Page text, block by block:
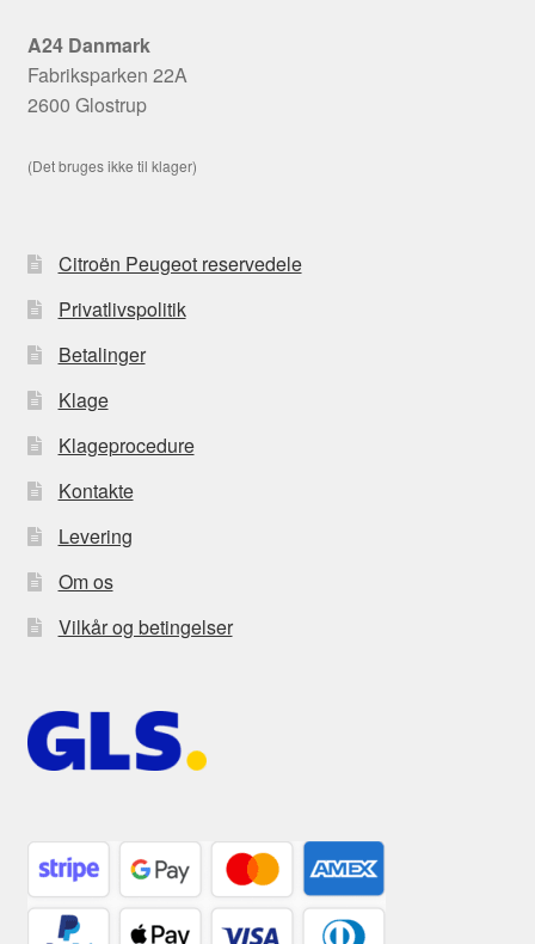
A24 Danmark
Fabriksparken 22A
2600 Glostrup
(Det bruges ikke til klager)
Citroën Peugeot reservedele
Privatlivspolitik
Betalinger
Klage
Klageprocedure
Kontakte
Levering
Om os
Vilkår og betingelser